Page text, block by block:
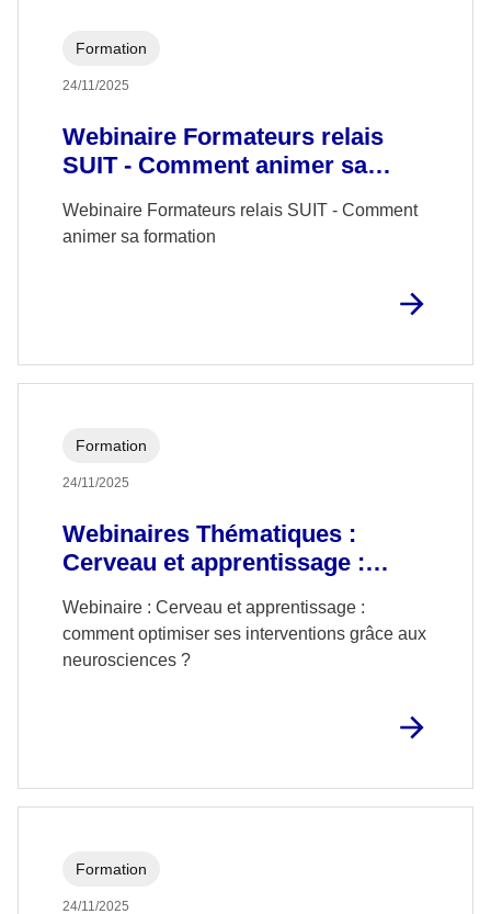
Formation
Webinaire Formateurs relais
SUIT - Comment animer sa
Webinaire Formateurs relais SUIT - Comment
animer sa formation
24/11/2025
Formation
Webinaires Thématiques :
Cerveau et apprentissage :
interventions grâce aux
neurosciences ?
Webinaire : Cerveau et apprentissage :
comment optimiser ses interventions grâce aux
neurosciences ?
24/11/2025
Formation
24/11/2025